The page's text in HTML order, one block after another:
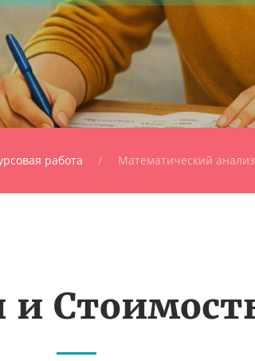
работа Математический анализ
и